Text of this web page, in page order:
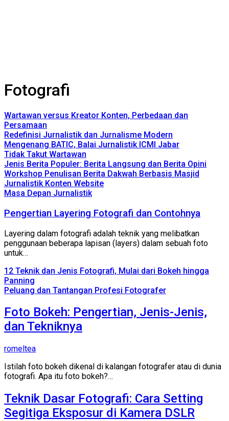
Fotografi
Wartawan versus Kreator Konten, Perbedaan dan
Persamaan
Redefinisi Jurnalistik dan Jurnalisme Modern
Mengenang BATIC, Balai Jurnalistik ICMI Jabar
Tidak Takut Wartawan
Jenis Berita Populer: Berita Langsung dan Berita Opini
Workshop Penulisan Berita Dakwah Berbasis Masjid
Jurnalistik Konten Website
Masa Depan Jurnalistik
Pengertian Layering Fotografi dan Contohnya
Layering dalam fotografi adalah teknik yang melibatkan
penggunaan beberapa lapisan (layers) dalam sebuah foto
untuk…
12 Teknik dan Jenis Fotografi, Mulai dari Bokeh hingga
Panning
Peluang dan Tantangan Profesi Fotografer
Foto Bokeh: Pengertian, Jenis-Jenis,
dan Tekniknya
romeltea
Istilah foto bokeh dikenal di kalangan fotografer atau di dunia
fotografi. Apa itu foto bokeh?…
Teknik Dasar Fotografi: Cara Setting
Segitiga Eksposur di Kamera DSLR